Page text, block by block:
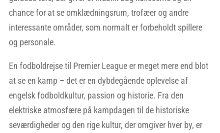
chance for at se omklædningsrum, trofæer og andre
interessante områder, som normalt er forbeholdt spillere
og personale.
En fodboldrejse til Premier League er meget mere end blot
at se en kamp – det er en dybdegående oplevelse af
engelsk fodboldkultur, passion og historie. Fra den
elektriske atmosfære på kampdagen til de historiske
seværdigheder og den rige kultur, der omgiver hver by, er